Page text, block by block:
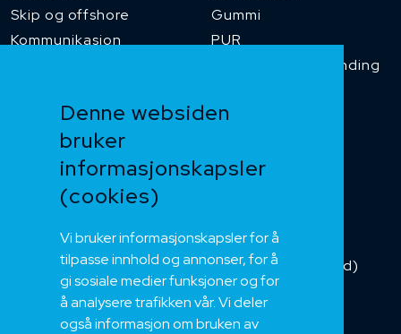
Denne websiden
bruker
informasjonskapsler
(cookies)
Vi bruker informasjonskapsler for å
tilpasse innhold og annonser, for å
gi sosiale medier funksjoner og for
å analysere trafikken vår. Vi deler
også informasjon om bruken av
Skip og offshore
Kommunikasjon
Gummi
PUR
Temperaturbestanding
Heis og kran
Kategorikabel
Installasjonskabel
Kombikabel (Hybrid)
DNV sertifisert
Tilbehør